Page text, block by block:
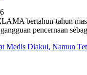
bertahun-tahun
pencernaan
Medis Diakui, Namun